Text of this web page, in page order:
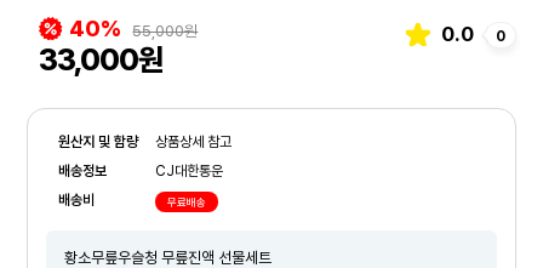
40% 55,000원
33,000원
0.0 0
원산지 및 함량
상품상세 참고
배송정보
CJ대한통운
배송비
무료배송
황소무릎우슬청 무릎진액 선물세트